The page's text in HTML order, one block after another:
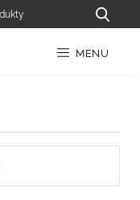
MENU